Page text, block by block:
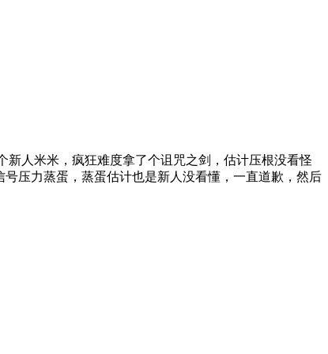
人米米，疯狂难度拿了个诅咒之剑，估计压根没看怪
压力蒸蛋，蒸蛋估计也是新人没看懂，一直道歉，然后